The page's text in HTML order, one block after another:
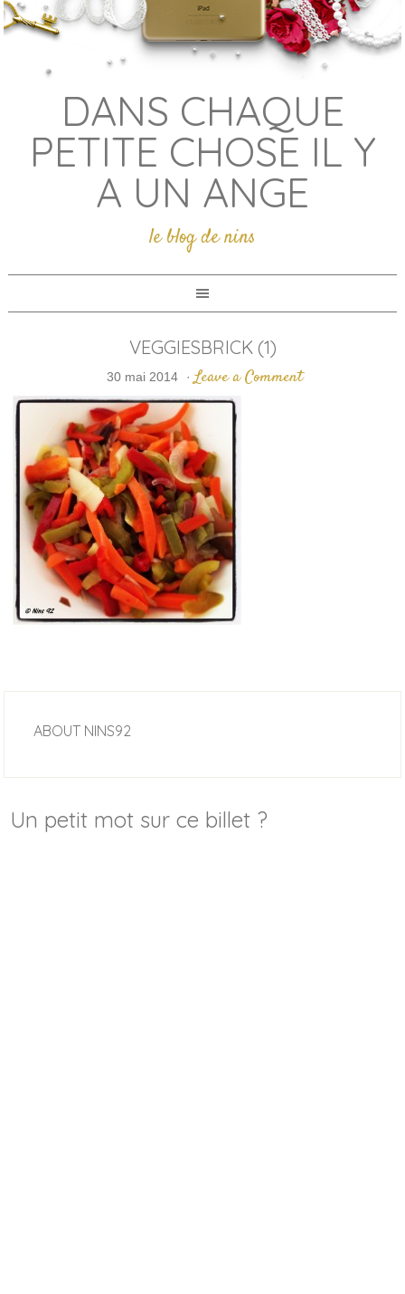
DANS CHAQUE
PETITE CHOSE IL Y
A UN ANGE
le blog de nins
VEGGIESBRICK (1)
30 mai 2014 · Leave a Comment
ABOUT NINS92
Un petit mot sur ce billet ?